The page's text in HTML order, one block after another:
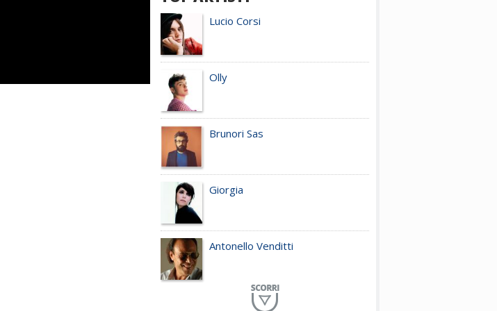
Lucio Corsi
Olly
Brunori Sas
Giorgia
Antonello Venditti
Planet Funk